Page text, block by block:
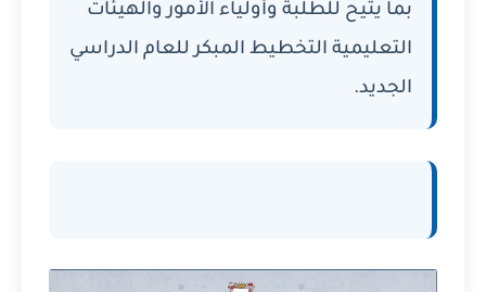
بما يتيح للطلبة وأولياء الأمور والهيئات
التعليمية التخطيط المبكر للعام الدراسي
الجديد.